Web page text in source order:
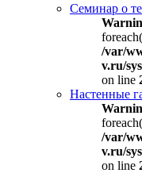
Семинар о
/var/
v.ru/
on line
Настенные
/var/
v.ru/
on line